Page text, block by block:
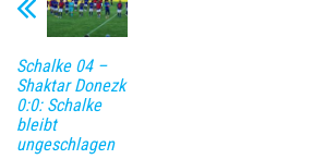
Schalke 04 –
Shaktar Donezk
0:0: Schalke
bleibt
ungeschlagen